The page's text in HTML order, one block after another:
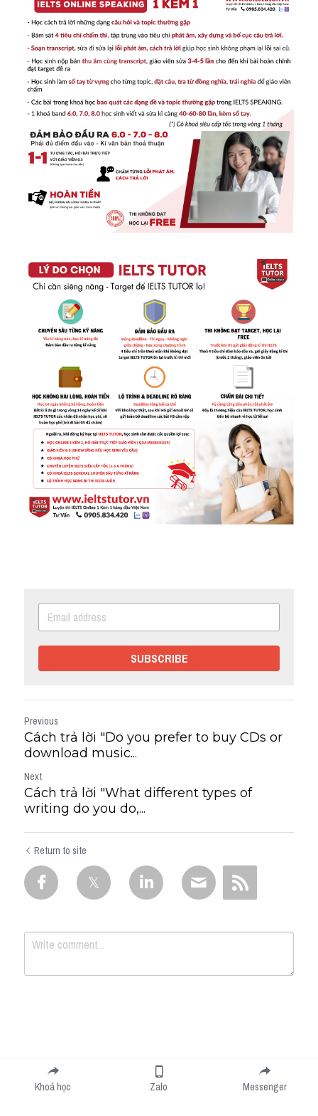
SUBSCRIBE
Previous
Cách trả lời "Do you prefer to buy CDs or
download music...
Next
Cách trả lời "What different types of
writing do you do,...
Return to site
Submit
Khoá học Zalo Messenger